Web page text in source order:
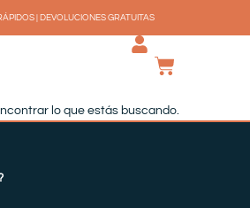
| DEVOLUCIONES GRATUITAS
lo que estás buscando.